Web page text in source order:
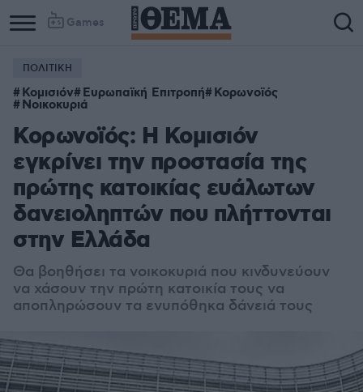
Games
ΠΟΛΙΤΙΚΗ
Κομισιόν Ευρωπαϊκή Επιτροπή Κορωνοϊός
Νοικοκυριά
Κορωνοϊός: Η Κομισιόν
εγκρίνει την προστασία της
πρώτης κατοικίας ευάλωτων
δανειοληπτών που πλήττονται
στην Ελλάδα
Θα βοηθήσει τα νοικοκυριά που κινδυνεύουν
να χάσουν την πρώτη κατοικία τους να
αποπληρώσουν τα ενυπόθηκα δάνειά τους